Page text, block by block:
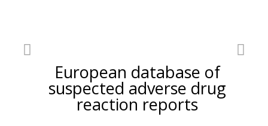
European database of
suspected adverse drug
reaction reports